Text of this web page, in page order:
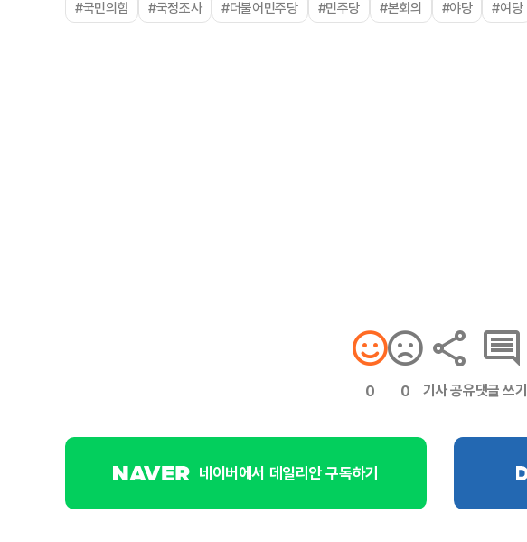
#국민의힘 #국정조사 #더불어민주당 #민주당 #본회의 #야당 #여당
0 0 기사 공유댓글 쓰기
네이버에서 데일리안 구독하기